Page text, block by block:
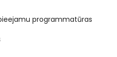
programmatūras